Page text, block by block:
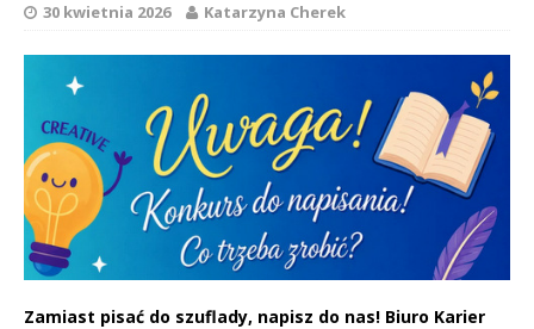
30 kwietnia 2026 Katarzyna Cherek
Zamiast pisać do szuflady, napisz do nas! Biuro Karier